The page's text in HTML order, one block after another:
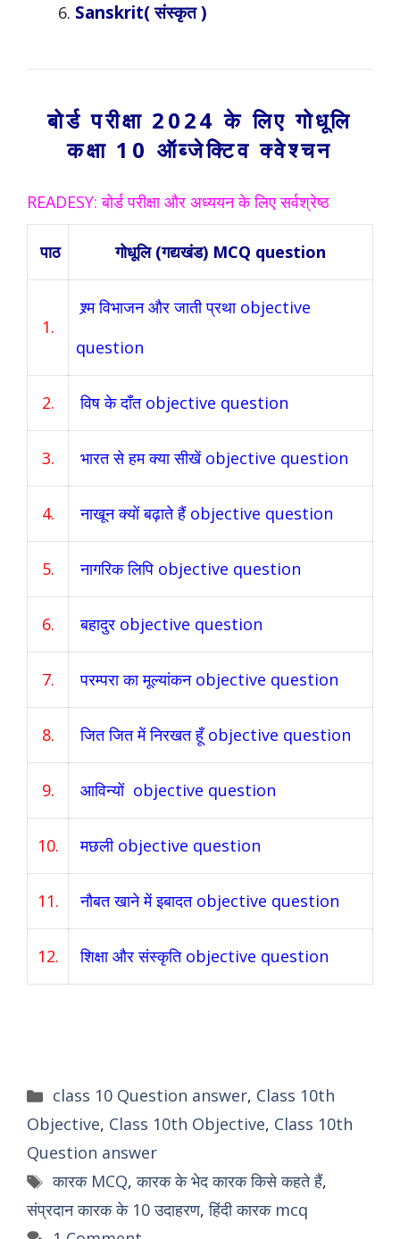
Sanskrit( संस्कृत )
बोर्ड परीक्षा 2024 के लिए गोधूलि
कक्षा 10 ऑब्जेक्टिव क्वेश्चन
READESY: बोर्ड परीक्षा और अध्ययन के लिए सर्वश्रेष्ठ
पाठ गोधूलि (गद्यखंड) MCQ question
1.
श्र्म विभाजन और जाती प्रथा objective
question
2. विष के दाँत objective question
3. भारत से हम क्या सीखें objective question
4. नाखून क्यों बढ़ाते हैं objective question
5. नागरिक लिपि objective question
6. बहादुर objective question
7. परम्परा का मूल्यांकन objective question
8. जित जित में निरखत हूँ objective question
9. आविन्यों objective question
10. मछली objective question
11. नौबत खाने में इबादत objective question
12. शिक्षा और संस्कृति objective question
Categories
class 10 Question answer, Class 10th
Objective, Class 10th Objective, Class 10th
Question answer
Tags
कारक MCQ,कारक के भेद कारक किसे कहते हैं,
संप्रदान कारक के 10 उदाहरण,हिंदी कारक mcq